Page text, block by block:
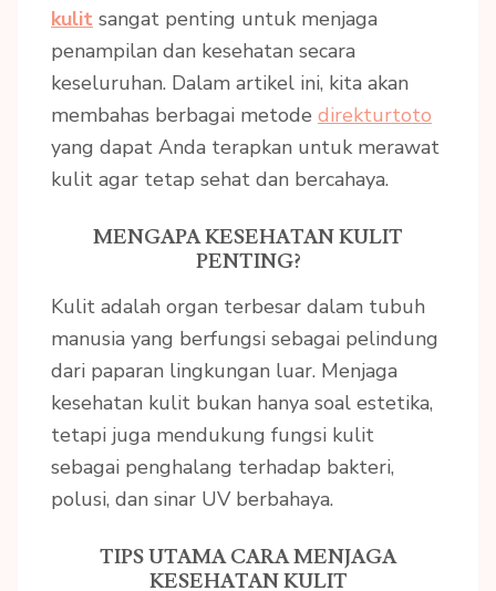
kulit sangat penting untuk menjaga
penampilan dan kesehatan secara
keseluruhan. Dalam artikel ini, kita akan
membahas berbagai metode direkturtoto
yang dapat Anda terapkan untuk merawat
kulit agar tetap sehat dan bercahaya.
MENGAPA KESEHATAN KULIT
PENTING?
Kulit adalah organ terbesar dalam tubuh
manusia yang berfungsi sebagai pelindung
dari paparan lingkungan luar. Menjaga
kesehatan kulit bukan hanya soal estetika,
tetapi juga mendukung fungsi kulit
sebagai penghalang terhadap bakteri,
polusi, dan sinar UV berbahaya.
TIPS UTAMA CARA MENJAGA
KESEHATAN KULIT